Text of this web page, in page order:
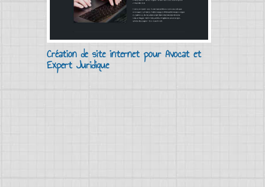
Création de site internet pour Avocat et
Expert Juridique